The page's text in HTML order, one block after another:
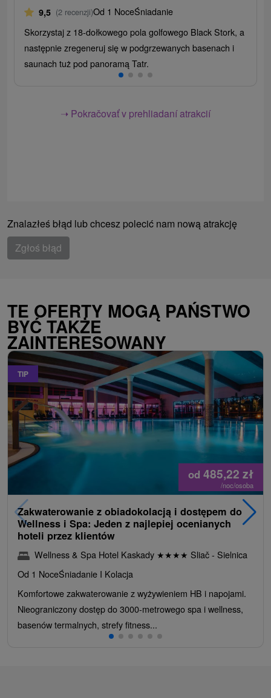
9,5 (2 recenzji)Od 1 NoceŚniadanie
Skorzystaj z 18-dołkowego pola golfowego Black Stork, a
następnie zregeneruj się w podgrzewanych basenach i
saunach tuż pod panoramą Tatr.
➝ Pokračovať v prehliadaní atrakcií
Znalazłeś błąd lub chcesz polecić nam nową atrakcję
Zgłoś błąd
TE OFERTY MOGĄ PAŃSTWO
BYĆ TAKŻE
ZAINTERESOWANY
TIP
od 485,22 zł
/noc/osoba
Zakwaterowanie z obiadokolacją i dostępem do
Wellness i Spa: Jeden z najlepiej ocenianych
hoteli przez klientów
Wellness & Spa Hotel Kaskady ★★★★ Sliač - Sielnica
Od 1 NoceŚniadanie I Kolacja
Komfortowe zakwaterowanie z wyżywieniem HB i napojami.
Nieograniczony dostęp do 3000-metrowego spa i wellness,
basenów termalnych, strefy fitness...